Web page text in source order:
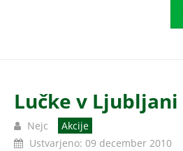
Lučke v Ljubljani
Nejc
Akcije
Ustvarjeno: 09 december 2010